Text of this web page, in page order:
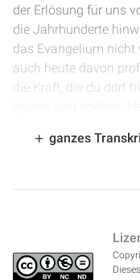
der Erlösung für uns
die Jahrhunderte
das Evangelium nicht
auch heute davon
die Kraft, die du dort
zu uns persönlich
Nachkommen
Vers 32. Da heißt es:
ganzes